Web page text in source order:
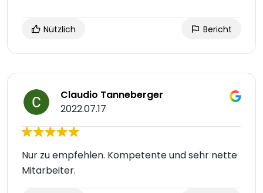
Nützlich Bericht
Claudio Tanneberger
2022.07.17
Nur zu empfehlen. Kompetente und sehr nette
Mitarbeiter.